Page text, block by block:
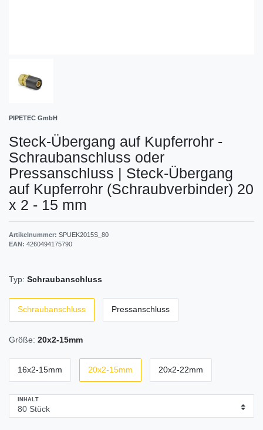
PIPETEC GmbH
Steck-Übergang auf Kupferrohr -
Schraubanschluss oder
Pressanschluss | Steck-Übergang
auf Kupferrohr (Schraubverbinder) 20
x 2 - 15 mm
Artikelnummer: SPUEK2015S_80
EAN: 4260494175790
Typ: Schraubanschluss
Schraubanschluss Pressanschluss
Größe: 20x2-15mm
16x2-15mm 20x2-15mm 20x2-22mm
INHALT